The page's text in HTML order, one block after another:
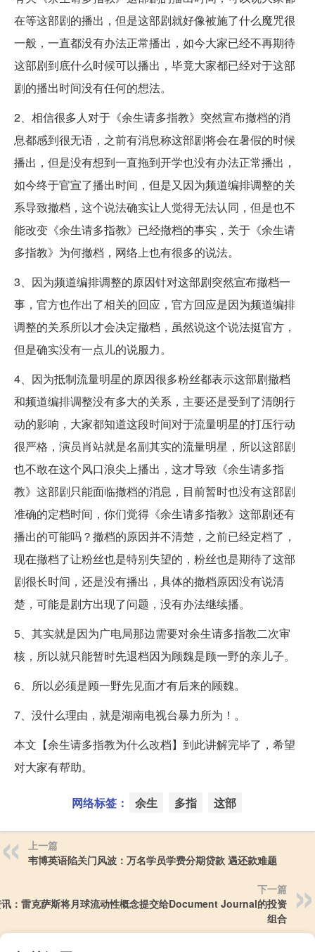
在等这部剧的播出，但是这部剧就好像被施了什么魔咒很
一般，一直都没有办法正常播出，如今大家已经不再期待
这部剧到底什么时候可以播出，毕竟大家都已经对于这部
剧的播出时间没有任何的想法。
2、相信很多人对于《余生请多指教》突然宣布撤档的消
息都感到很无语，之前有消息称这部剧将会在暑假的时候
播出，但是没有想到一直拖到开学也没有办法正常播出，
如今终于官宣了播出时间，但是又因为频道编排调整的关
系导致撤档，这个说法确实让人觉得无法认同，但是也不
能改变《余生请多指教》已经撤档的事实，关于《余生请
多指教》为何撤档，网络上也有很多的说法。
3、因为频道编排调整的原因针对这部剧突然宣布撤档一
事，官方也作出了相关的回应，官方回应是因为频道编排
调整的关系所以才会决定撤档，虽然说这个说法挺官方，
但是确实没有一点儿的说服力。
4、因为抵制流量明星的原因很多粉丝都表示这部剧撤档
和频道编排调整没有多大的关系，主要还是受到了清朗行
动的影响，大家都知道这段时间对于流量明星的打压行动
很严格，演员肖站就是名副其实的流量明星，所以这部剧
也不敢在这个风口浪尖上播出，这才导致《余生请多指
教》这部剧只能面临撤档的消息，目前暂时也没有这部剧
准确的定档时间，你们觉得《余生请多指教》这部剧还有
播出的可能吗？撤档的原因并不清楚，之前已经定档了，
现在撤档了让粉丝也是特别失望的，粉丝也是期待了这部
剧很长时间，还是没有播出，具体的撤档原因没有说清
楚，可能是剧方出现了问题，没有办法继续播。
5、其实就是因为广电局那边需要对余生请多指教二次审
核，所以就只能暂时先退档因为顾魏是顾一野的亲儿子。
6、所以必须是顾一野先见面才有后来的顾魏。
7、没什么理由，就是湖南电视台暴力所为！。
本文【余生请多指教为什么改档】到此讲解完毕了，希望
对大家有帮助。
网络标签： 余生 多指 这部
上一篇
韦博英语陷关门风波：万名学员学费分期贷款 遇还款难题
下一篇
：雷克萨斯将月球流动性概念提交给Document Journal的投资
组合